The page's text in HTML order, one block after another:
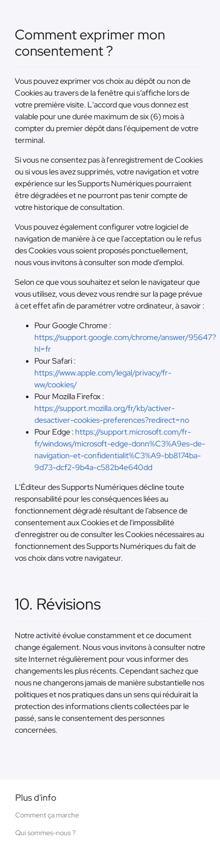
Comment exprimer mon
consentement ?
Vous pouvez exprimer vos choix au dépôt ou non de
Cookies au travers de la fenêtre qui s’affiche lors de
votre première visite. L'accord que vous donnez est
valable pour une durée maximum de six (6) mois à
compter du premier dépôt dans l'équipement de votre
terminal.
Si vous ne consentez pas à l'enregistrement de Cookies
ou si vous les avez supprimés, votre navigation et votre
expérience sur les Supports Numériques pourraient
être dégradées et ne pourront pas tenir compte de
votre historique de consultation.
Vous pouvez également configurer votre logiciel de
navigation de manière à ce que l'acceptation ou le refus
des Cookies vous soient proposés ponctuellement,
nous vous invitons à consulter son mode d’emploi.
Selon ce que vous souhaitez et selon le navigateur que
vous utilisez, vous devez vous rendre sur la page prévue
à cet effet afin de paramétrer votre ordinateur, à savoir :
Pour Google Chrome :
https://support.google.com/chrome/answer/95647?
hl=fr
Pour Safari :
https://www.apple.com/legal/privacy/fr-
ww/cookies/
Pour Mozilla Firefox :
https://support.mozilla.org/fr/kb/activer-
desactiver-cookies-preferences?redirect=no
Pour Edge : https://support.microsoft.com/fr-
fr/windows/microsoft-edge-donn%C3%A9es-de-
navigation-et-confidentialit%C3%A9-bb8174ba-
9d73-dcf2-9b4a-c582b4e640dd
L’Éditeur des Supports Numériques décline toute
responsabilité pour les conséquences liées au
fonctionnement dégradé résultant de l’absence de
consentement aux Cookies et de l'impossibilité
d'enregistrer ou de consulter les Cookies nécessaires au
fonctionnement des Supports Numériques du fait de
vos choix dans votre navigateur.
10. Révisions
Notre activité évolue constamment et ce document
change également. Nous vous invitons à consulter notre
site Internet régulièrement pour vous informer des
changements les plus récents. Cependant sachez que
nous ne changerons jamais de manière substantielle nos
politiques et nos pratiques dans un sens qui réduirait la
protection des informations clients collectées par le
passé, sans le consentement des personnes
concernées.
Plus d'info
Comment ça marche
Qui sommes-nous ?